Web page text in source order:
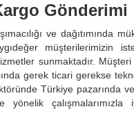
Gönderimi
ve dağıtımında
müşterilerimizin
sunmaktadır.
gerek ticari gerekse
Türkiye pazarında
yönelik